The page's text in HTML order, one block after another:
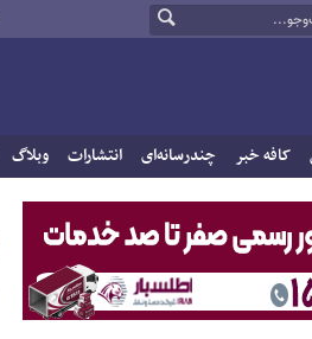
کافه خبر چندرسانه‌ای انتشارات وبلاگ